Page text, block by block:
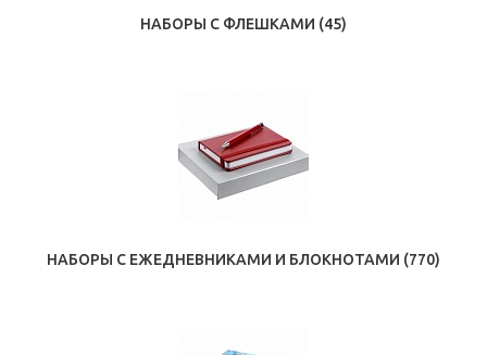
НАБОРЫ С ФЛЕШКАМИ (45)
НАБОРЫ С ЕЖЕДНЕВНИКАМИ И БЛОКНОТАМИ (770)